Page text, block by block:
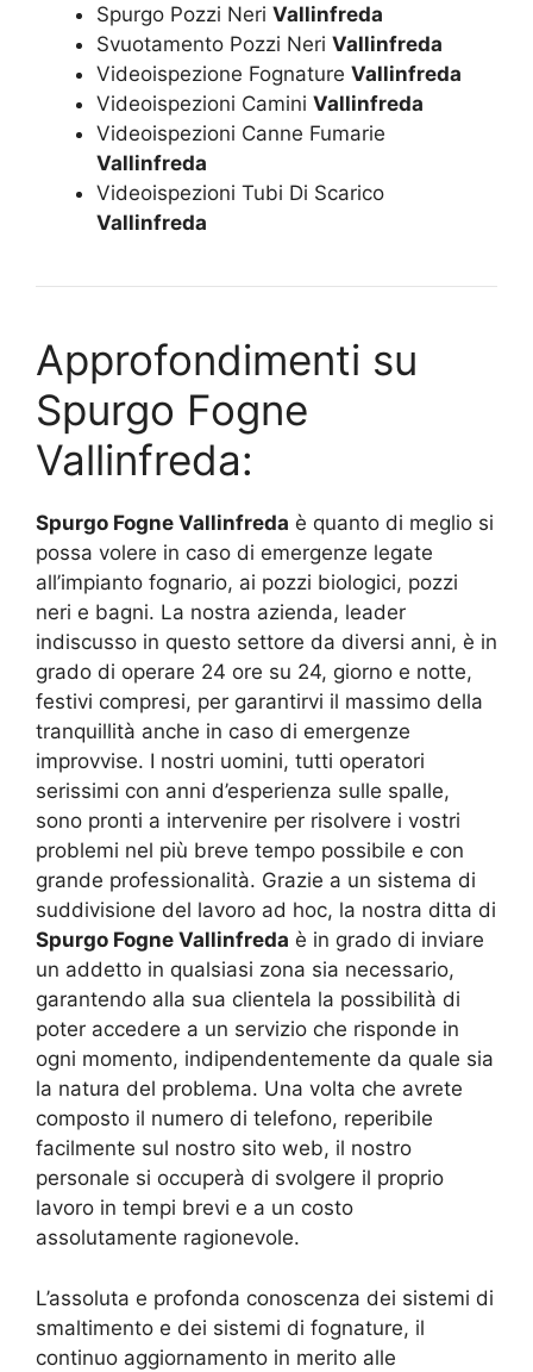
Spurgo Pozzi Neri Vallinfreda
Svuotamento Pozzi Neri Vallinfreda
Videoispezione Fognature Vallinfreda
Videoispezioni Camini Vallinfreda
Videoispezioni Canne Fumarie
Vallinfreda
Videoispezioni Tubi Di Scarico
Vallinfreda
Approfondimenti su
Spurgo Fogne
Vallinfreda:
Spurgo Fogne Vallinfreda è quanto di meglio si
possa volere in caso di emergenze legate
all’impianto fognario, ai pozzi biologici, pozzi
neri e bagni. La nostra azienda, leader
indiscusso in questo settore da diversi anni, è in
grado di operare 24 ore su 24, giorno e notte,
festivi compresi, per garantirvi il massimo della
tranquillità anche in caso di emergenze
improvvise. I nostri uomini, tutti operatori
serissimi con anni d’esperienza sulle spalle,
sono pronti a intervenire per risolvere i vostri
problemi nel più breve tempo possibile e con
grande professionalità. Grazie a un sistema di
suddivisione del lavoro ad hoc, la nostra ditta di
Spurgo Fogne Vallinfreda è in grado di inviare
un addetto in qualsiasi zona sia necessario,
garantendo alla sua clientela la possibilità di
poter accedere a un servizio che risponde in
ogni momento, indipendentemente da quale sia
la natura del problema. Una volta che avrete
composto il numero di telefono, reperibile
facilmente sul nostro sito web, il nostro
personale si occuperà di svolgere il proprio
lavoro in tempi brevi e a un costo
assolutamente ragionevole.
L’assoluta e profonda conoscenza dei sistemi di
smaltimento e dei sistemi di fognature, il
continuo aggiornamento in merito alle